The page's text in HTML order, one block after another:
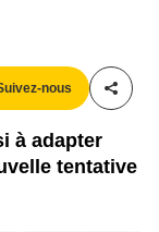
nous
à adapter
tentative